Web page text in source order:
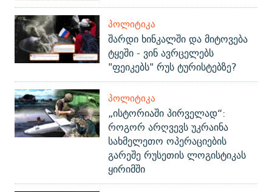
ᲞᲝᲚᲘᲢᲘᲙᲐ
შარდი ხინკალში და მიტოვება
ტყეში - ვინ ავრცელებს
"ფეიკებს" რუს ტურისტებზე?
ᲞᲝᲚᲘᲢᲘᲙᲐ
„ისტორიაში პირველად“:
როგორ არღვევს უკრაინა
სახმელეთო ოპერაციების
გარეშე რუსეთის ლოგისტიკას
ყირიმში